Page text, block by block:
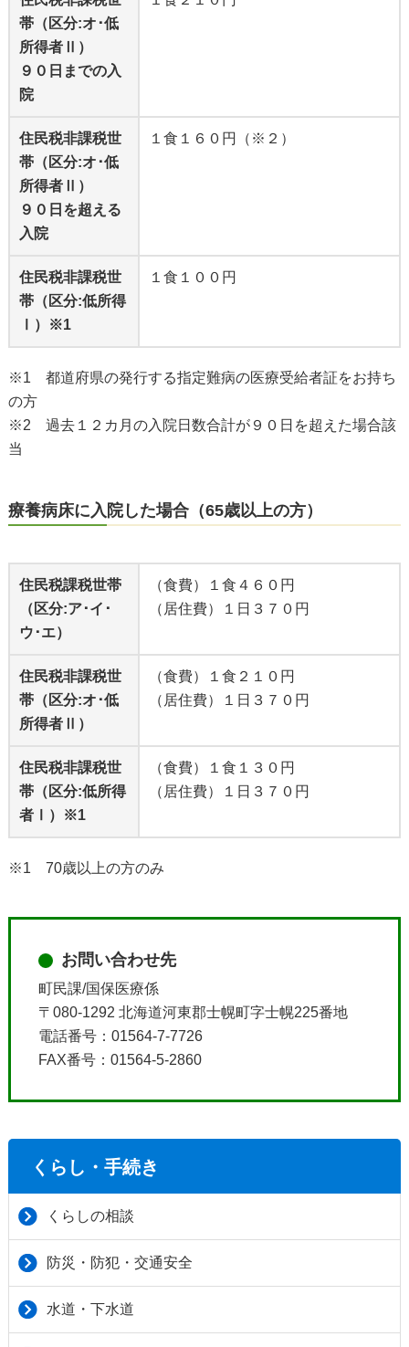
帯（区分:オ･低
所得者Ⅱ）
９０日までの入
院
住民税非課税世
帯（区分:オ･低
所得者Ⅱ）
９０日を超える
入院
１食１６０円（※２）
住民税非課税世
帯（区分:低所得
Ⅰ）※1
１食１００円
※1 都道府県の発行する指定難病の医療受給者証をお持ち
の方
※2 過去１２カ月の入院日数合計が９０日を超えた場合該
当
療養病床に入院した場合（65歳以上の方）
住民税課税世帯
（区分:ア･イ･
ウ･エ）
（食費）１食４６０円
（居住費）１日３７０円
住民税非課税世
帯（区分:オ･低
所得者Ⅱ）
（食費）１食２１０円
（居住費）１日３７０円
住民税非課税世
帯（区分:低所得
者Ⅰ）※1
（食費）１食１３０円
（居住費）１日３７０円
※1 70歳以上の方のみ
お問い合わせ先
町民課/国保医療係
〒080-1292 北海道河東郡士幌町字士幌225番地
電話番号：01564-7-7726
FAX番号：01564-5-2860
くらし・手続き
くらしの相談
防災・防犯・交通安全
水道・下水道